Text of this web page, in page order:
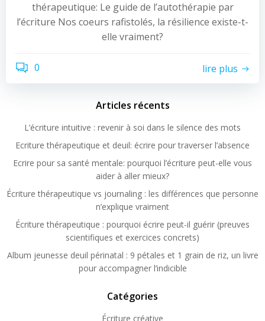
thérapeutique: Le guide de l’autothérapie par
l’écriture Nos coeurs rafistolés, la résilience existe-t-
elle vraiment?
0 lire plus
Articles récents
L’écriture intuitive : revenir à soi dans le silence des mots
Ecriture thérapeutique et deuil: écrire pour traverser l’absence
Ecrire pour sa santé mentale: pourquoi l’écriture peut-elle vous
aider à aller mieux?
Écriture thérapeutique vs journaling : les différences que personne
n’explique vraiment
Écriture thérapeutique : pourquoi écrire peut-il guérir (preuves
scientifiques et exercices concrets)
Album jeunesse deuil périnatal : 9 pétales et 1 grain de riz, un livre
pour accompagner l’indicible
Catégories
Écriture créative